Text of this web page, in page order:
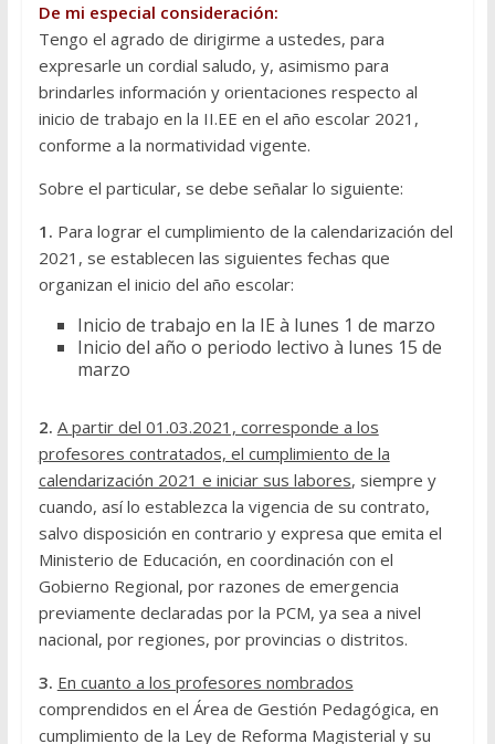
De mi especial consideración:
Tengo el agrado de dirigirme a ustedes, para
expresarle un cordial saludo, y, asimismo para
brindarles información y orientaciones respecto al
inicio de trabajo en la II.EE en el año escolar 2021,
conforme a la normatividad vigente.
Sobre el particular, se debe señalar lo siguiente:
1. Para lograr el cumplimiento de la calendarización del
2021, se establecen las siguientes fechas que
organizan el inicio del año escolar:
Inicio de trabajo en la IE à lunes 1 de marzo
Inicio del año o periodo lectivo à lunes 15 de
marzo
2. A partir del 01.03.2021, corresponde a los
profesores contratados, el cumplimiento de la
calendarización 2021 e iniciar sus labores, siempre y
cuando, así lo establezca la vigencia de su contrato,
salvo disposición en contrario y expresa que emita el
Ministerio de Educación, en coordinación con el
Gobierno Regional, por razones de emergencia
previamente declaradas por la PCM, ya sea a nivel
nacional, por regiones, por provincias o distritos.
3. En cuanto a los profesores nombrados
comprendidos en el Área de Gestión Pedagógica, en
cumplimiento de la Ley de Reforma Magisterial y su